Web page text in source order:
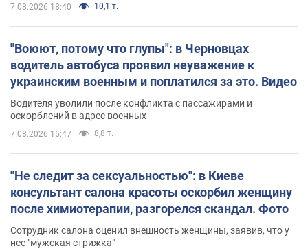
7.08.2026 18:40 10,1 т.
"Воюют, потому что глупы": в Черновцах
водитель автобуса проявил неуважение к
украинским военным и поплатился за это. Видео
Водителя уволили после конфликта с пассажирами и
оскорблений в адрес военных
7.08.2026 15:47 8,8 т.
"Не следит за сексуальностью": в Киеве
консультант салона красоты оскорбил женщину
после химиотерапии, разгорелся скандал. Фото
Сотрудник салона оценил внешность женщины, заявив, что у
нее "мужская стрижка"